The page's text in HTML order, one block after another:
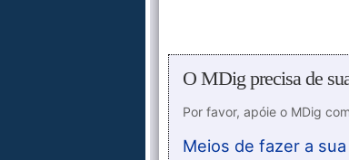
O MDig precisa de
Por favor, apóie o MDig
Meios de fazer a